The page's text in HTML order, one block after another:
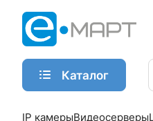
Каталог
IP камерыВидеосерверы